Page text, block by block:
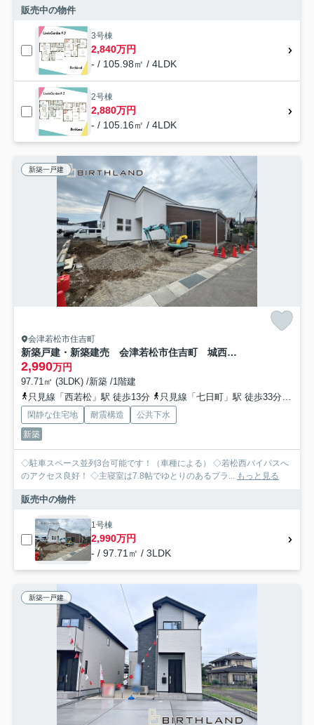
販売中の物件
3号棟
2,840万円
- / 105.98㎡ / 4LDK
2号棟
2,880万円
- / 105.16㎡ / 4LDK
新築一戸建
会津若松市住吉町
新築戸建・新築建売 会津若松市住吉町 城西小・第四中
2,990万円
97.71㎡ (3LDK) /新築 /1階建
只見線「西若松」駅 徒歩13分
只見線「七日町」駅 徒歩33分
閑静な住宅地 耐震構造
公共下水
新築
◇駐車スペース並列3台可能です！（車種による） ◇若松西バイパスへ
のアクセス良好！ ◇主寝室は7.8帖でゆとりのあるプラ... もっと見る
販売中の物件
1号棟
2,990万円
- / 97.71㎡ / 3LDK
新築一戸建